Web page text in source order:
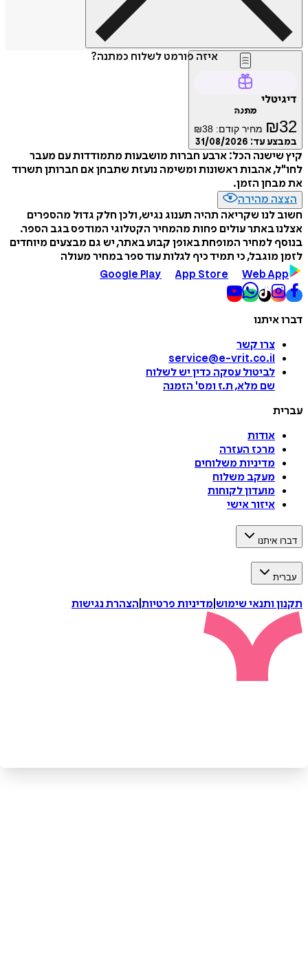
איזה פורמט לשלוח כמתנה?
₪ מחיר קודם: ₪38
עד:31/08/2026
הכל: ארבע חברות מושבעות מתמודדות עם מעבר
אהבות ראשונות ומשימה נועזת שתבחן אם חברותן תשרוד
הזמן.
מהירה
לנו שקריאה תהיה תענוג נגיש, ולכן חלק גדול מהספרים
באתר עולים פחות מהמחיר הקטלוגי המודפס בגב הספר.
למחיר המופחת באופן קבוע באתר, יש גם מבצעים מיוחדים
מוגבל, כי תמיד כיף לגלות עוד ספר במחיר מעולה
Google Play
App Store Web
צרו קשר
service@e-vrit.co.il
לביטול עסקה כדין יש לשלוח
שם מלא, ת.ז ומס'הזמנה
אודות
מרכז העזרה
מדיניות משלוחים
מעקב משלוח
מועדון לקוחות
איזור אישי
איתנו
ותנאי שימוש|מדיניות פרטיות|הצהרת נגישות